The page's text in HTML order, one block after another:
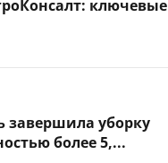
ключевые
завершила уборку
более 5,...